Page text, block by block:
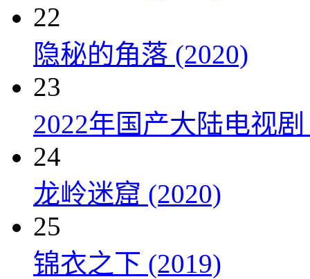
22
隐秘的角落 (2020)
23
2022年国产大陆电视
24
龙岭迷窟 (2020)
25
锦衣之下 (2019)